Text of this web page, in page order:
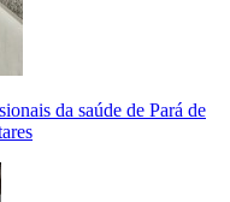
da saúde de Pará de